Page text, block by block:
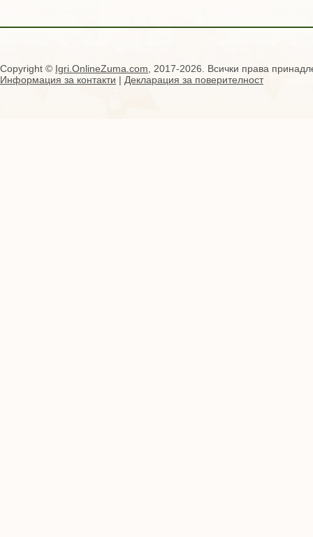
Copyright © Igri.OnlineZuma.com , 2017-2026. Всички права
Информация за контакти | Декларация за поверителност